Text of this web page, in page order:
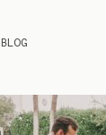
BLOG